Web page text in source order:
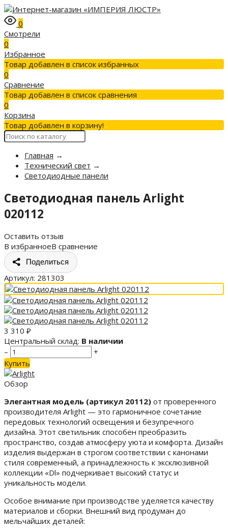
0
Смотрели
0
Избранное
Товар добавлен в список избранных
0
Сравнение
Товар добавлен в список сравнения
0
Корзина
Товар добавлен в корзину!
Главная →
Технический свет →
Светодиодные панели
Светодиодная панель Arlight
020112
Оставить отзыв
В избранноеВ сравнение
Поделиться
Артикул: 281303
3 310 ₽
Центральный склад: В наличии
–
+
Купить
Обзор
Элегантная модель (артикул 20112) от проверенного
производителя Arlight — это гармоничное сочетание
передовых технологий освещения и безупречного
дизайна. Этот светильник способен преобразить
пространство, создав атмосферу уюта и комфорта. Дизайн
изделия выдержан в строгом соответствии с канонами
стиля современный, а принадлежность к эксклюзивной
коллекции «Dl» подчеркивает высокий статус и
уникальность модели.
Особое внимание при производстве уделяется качеству
материалов и сборки. Внешний вид продуман до
мельчайших деталей: